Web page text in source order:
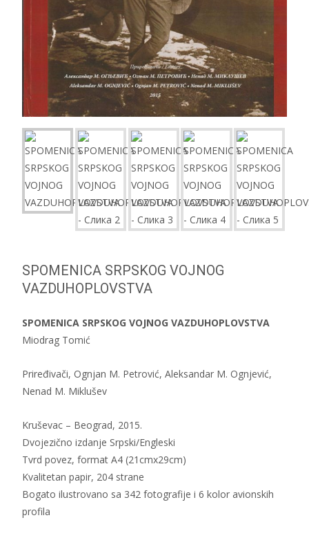
SPOMENICA SRPSKOG VOJNOG
VAZDUHOPLOVSTVA
SPOMENICA SRPSKOG VOJNOG VAZDUHOPLOVSTVA
Miodrag Tomić
Priređivači, Ognjan M. Petrović, Aleksandar M. Ognjević,
Nenad M. Miklušev
Kruševac – Beograd, 2015.
Dvojezično izdanje Srpski/Engleski
Tvrd povez, format A4 (21cmx29cm)
Kvalitetan papir, 204 strane
Bogato ilustrovano sa 342 fotografije i 6 kolor avionskih
profila